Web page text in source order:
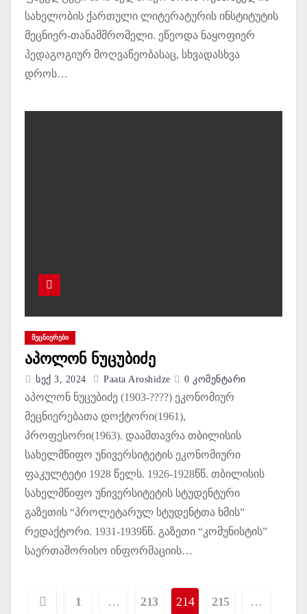
სახელობის ქართული ლიტერატურის ინსტიტუტის
მეცნიერ-თანამშრომელი. ეწეოდა ნაყოფიერ
პედაგოგიურ მოღვაწეობასაც, სხვადასხვა
დროს…
ᲛᲔᲪᲜᲘᲔᲠᲔᲑᲘ
აპოლონ ნუცუბიძე
Სექ 3, 2024 Paata Aroshidze 0 Კომენტარი
აპოლონ ნუცუბიძე (1903-????) ეკონომიურ
მეცნიერებათა დოქტორი(1961),
პროფესორი(1963). დაამთავრა თბილისის
სახელმწიფო უნივერსიტეტის ეკონომიური
ფაკულტეტი 1928 წელს. 1926-1928წწ. თბილისის
სახელმწიფო უნივერსიტეტის სტუდენტური
გაზეთის “პროლეტარულ სტუდენტთა ხმის”
რედაქტორი. 1931-1939წწ. გაზეთი “კომუნისტის”
საერთაშორისო ინფორმაციის…
1 … 213 214 215 …